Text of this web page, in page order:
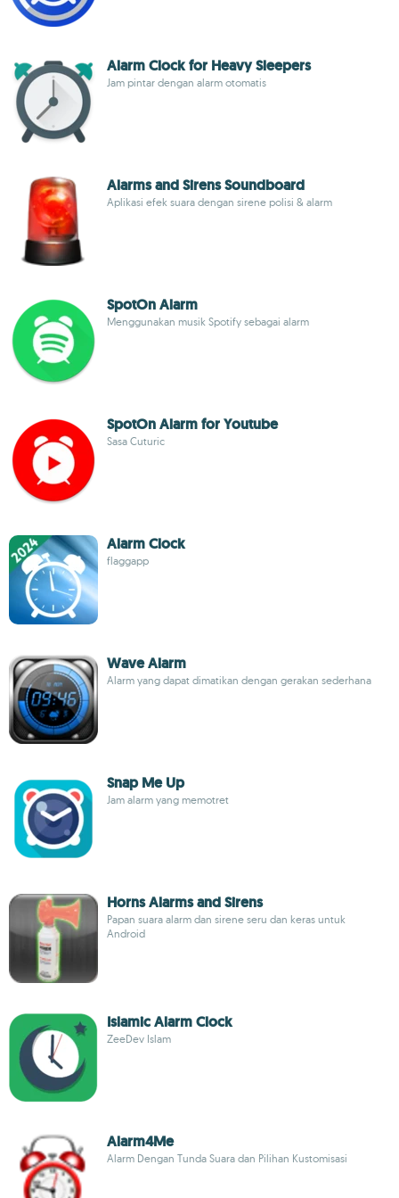
Alarm Clock for Heavy Sleepers
Jam pintar dengan alarm otomatis
Alarms and Sirens Soundboard
Aplikasi efek suara dengan sirene polisi & alarm
SpotOn Alarm
Menggunakan musik Spotify sebagai alarm
SpotOn Alarm for Youtube
Sasa Cuturic
Alarm Clock
flaggapp
Wave Alarm
Alarm yang dapat dimatikan dengan gerakan sederhana
Snap Me Up
Jam alarm yang memotret
Horns Alarms and Sirens
Papan suara alarm dan sirene seru dan keras untuk
Android
Islamic Alarm Clock
ZeeDev Islam
Alarm4Me
Alarm Dengan Tunda Suara dan Pilihan Kustomisasi